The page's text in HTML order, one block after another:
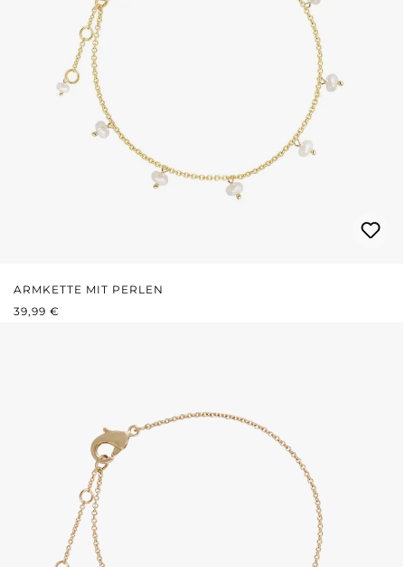
ARMKETTE MIT PERLEN
REGULÄRER PREIS:
39,99 €